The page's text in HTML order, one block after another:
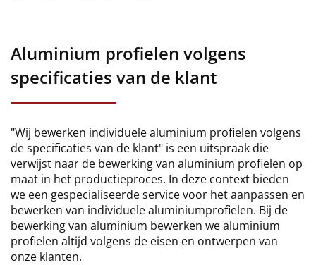
Aluminium profielen volgens
specificaties van de klant
"Wij bewerken individuele aluminium profielen volgens
de specificaties van de klant" is een uitspraak die
verwijst naar de bewerking van aluminium profielen op
maat in het productieproces. In deze context bieden
we een gespecialiseerde service voor het aanpassen en
bewerken van individuele aluminiumprofielen. Bij de
bewerking van aluminium bewerken we aluminium
profielen altijd volgens de eisen en ontwerpen van
onze klanten.